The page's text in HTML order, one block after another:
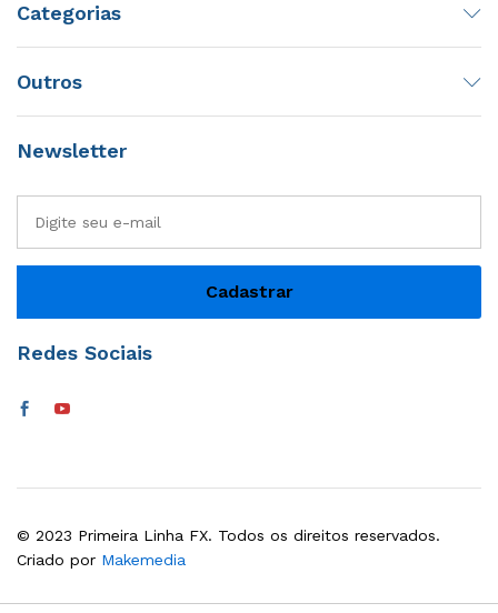
Categorias
Outros
Newsletter
Redes Sociais
© 2023 Primeira Linha FX. Todos os direitos reservados.
Criado por Makemedia